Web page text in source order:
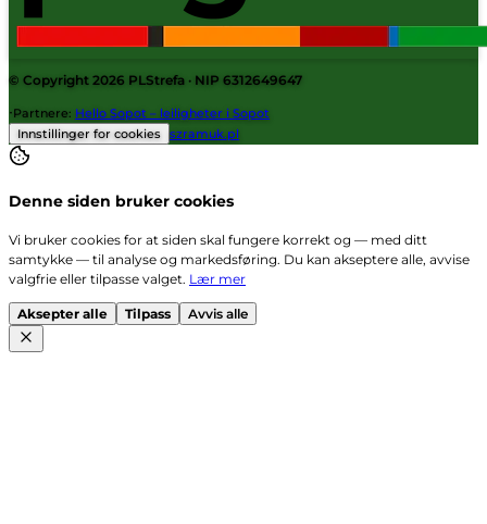
© Copyright 2026 PLStrefa · NIP 6312649647
·Partnere: Hello Sopot – leiligheter i Sopot
Innstillinger for cookies szramuk.pl
Denne siden bruker cookies
Vi bruker cookies for at siden skal fungere korrekt og — med ditt
samtykke — til analyse og markedsføring. Du kan akseptere alle, avvise
valgfrie eller tilpasse valget. Lær mer
Aksepter alle Tilpass Avvis alle